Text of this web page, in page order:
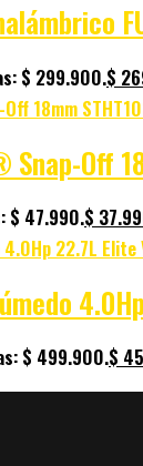
$ 299.900.$
Off
$ 47.990.$
$ 499.900.$